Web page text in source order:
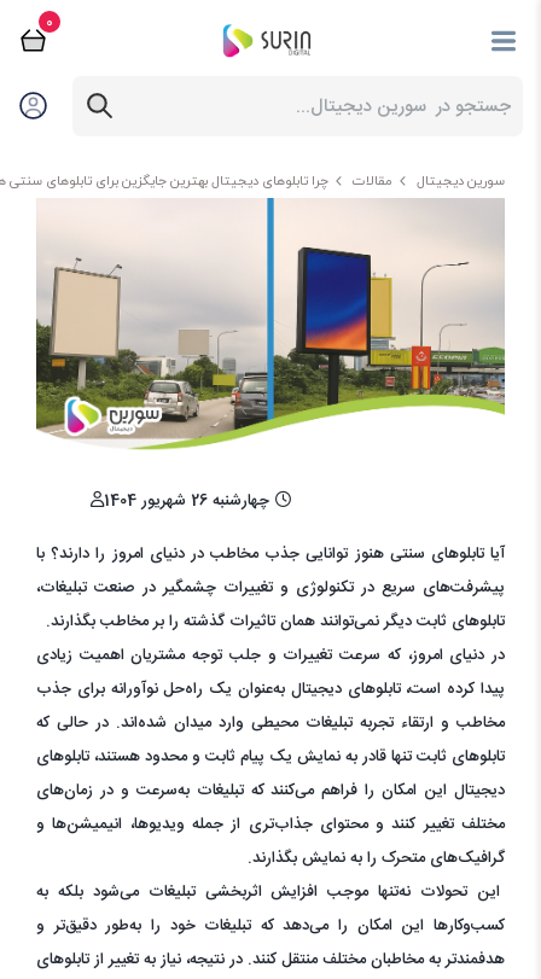
0
سورین دیجیتال مقالات چرا تابلوهای دیجیتال بهترین جایگزین برای تابلوهای سنتی
چهارشنبه 26 شهریور 1404
آیا تابلوهای سنتی هنوز توانایی جذب مخاطب در دنیای امروز را دارند؟ با
پیشرفت‌های سریع در تکنولوژی و تغییرات چشمگیر در صنعت تبلیغات،
تابلوهای ثابت دیگر نمی‌توانند همان تاثیرات گذشته را بر مخاطب بگذارند.
در دنیای امروز، که سرعت تغییرات و جلب توجه مشتریان اهمیت زیادی
پیدا کرده است، تابلوهای دیجیتال به‌عنوان یک راه‌حل نوآورانه برای جذب
مخاطب و ارتقاء تجربه تبلیغات محیطی وارد میدان شده‌اند. در حالی که
تابلوهای ثابت تنها قادر به نمایش یک پیام ثابت و محدود هستند، تابلوهای
دیجیتال این امکان را فراهم می‌کنند که تبلیغات به‌سرعت و در زمان‌های
مختلف تغییر کنند و محتوای جذاب‌تری از جمله ویدیوها، انیمیشن‌ها و
گرافیک‌های متحرک را به نمایش بگذارند.
این تحولات نه‌تنها موجب افزایش اثربخشی تبلیغات می‌شود بلکه به
کسب‌وکارها این امکان را می‌دهد که تبلیغات خود را به‌طور دقیق‌تر و
هدفمندتر به مخاطبان مختلف منتقل کنند. در نتیجه، نیاز به تغییر از تابلوهای